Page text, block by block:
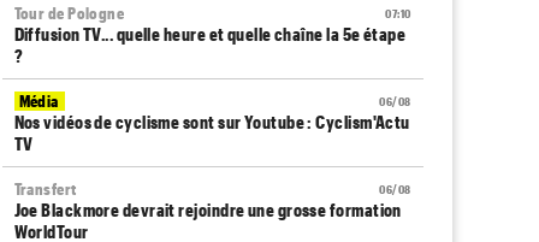
07:10
Tour de Pologne
Diffusion TV... quelle heure et quelle chaîne la 5e étape
?
06/08
Média
Nos vidéos de cyclisme sont sur Youtube : Cyclism'Actu
TV
06/08
Transfert
Joe Blackmore devrait rejoindre une grosse formation
WorldTour